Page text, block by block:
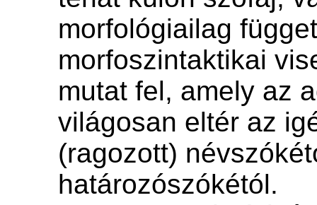
morfológiailag
morfoszintaktikai
mutat fel, amely az
világosan eltér az
(ragozott)
határozószókétól.